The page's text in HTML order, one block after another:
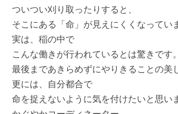
ついつい刈り取ったりすると、
そこにある「命」が見えにくくなってい
実は、稲の中で
こんな働きが行われているとは驚きです。
最後まであきらめずにやりきることの美
更には、自分都合で
命を捉えないように気を付けたいと思い